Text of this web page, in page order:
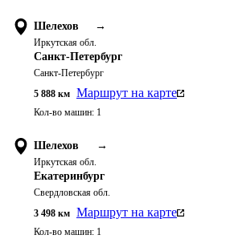
Шелехов →
Иркутская обл.
Санкт-Петербург
Санкт-Петербург
5 888 км Маршрут на карте
Кол-во машин: 1
Шелехов →
Иркутская обл.
Екатеринбург
Свердловская обл.
3 498 км Маршрут на карте
Кол-во машин: 1